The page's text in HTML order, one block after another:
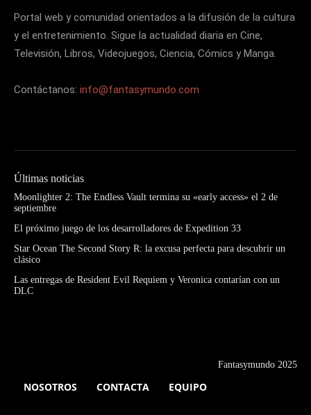
Portal web y comunidad orientados a la difusión de la cultura
y el entretenimiento. Sigue la actualidad diaria en Cine,
Televisión, Libros, Videojuegos, Ciencia, Cómics y Manga.
Contáctanos: info@fantasymundo.com
Últimas noticias
Moonlighter 2: The Endless Vault termina su «early access» el 2 de
septiembre
El próximo juego de los desarrolladores de Expedition 33
Star Ocean The Second Story R: la excusa perfecta para descubrir un
clásico
Las entregas de Resident Evil Requiem y Veronica contarían con un
DLC
Fantasymundo 2025
NOSOTROS CONTACTA EQUIPO